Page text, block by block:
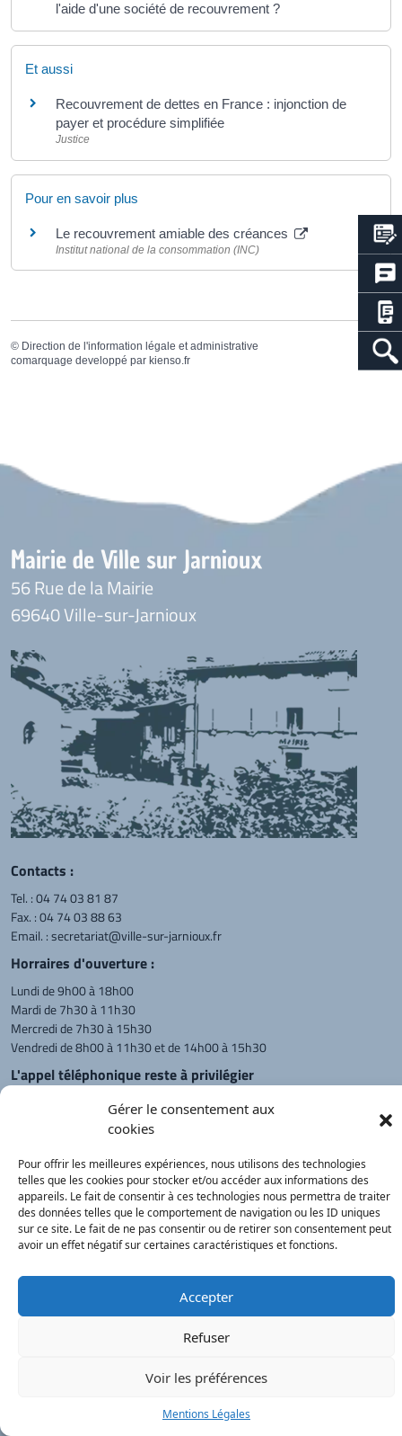
Gérer le consentement aux
cookies
Pour offrir les meilleures expériences, nous utilisons des technologies
telles que les cookies pour stocker et/ou accéder aux informations des
appareils. Le fait de consentir à ces technologies nous permettra de traiter
des données telles que le comportement de navigation ou les ID uniques
sur ce site. Le fait de ne pas consentir ou de retirer son consentement peut
avoir un effet négatif sur certaines caractéristiques et fonctions.
Accepter
Refuser
Voir les préférences
Mentions Légales
l'aide d'une société de recouvrement ?
Et aussi
Recouvrement de dettes en France : injonction de
payer et procédure simplifiée
Justice
Pour en savoir plus
Le recouvrement amiable des créances
Institut national de la consommation (INC)
© Direction de l'information légale et administrative
comarquage developpé par kienso.fr
Mairie de Ville sur Jarnioux
56 Rue de la Mairie
69640 Ville-sur-Jarnioux
Contacts :
Tel. :04 74 03 81 87
Fax. : 04 74 03 88 63
Email. :secretariat@ville-sur-jarnioux.fr
Horraires d'ouverture :
Lundi de 9h00 à 18h00
Mardi de 7h30 à 11h30
Mercredi de 7h30 à 15h30
Vendredi de 8h00 à 11h30 et de 14h00 à 15h30
L'appel téléphonique reste à privilégier
Monsieur le Maire et les adjoints
reçoivent sur rendez-vous.
Retour à l'accueil Actualités PanneauPocket Recherche
Démarches
Contacts
Mentions
légales
Plan du site
®
Correspondants de Presse :
blet.valerie@orange.fr- 06 84 05 04 01